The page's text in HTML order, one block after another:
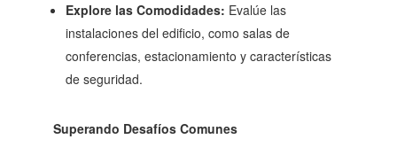
Explore las Comodidades: Evalúe las
instalaciones del edificio, como salas de
conferencias, estacionamiento y características
de seguridad.
Superando Desafíos Comunes